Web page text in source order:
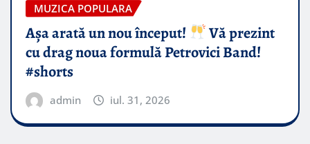
MUZICA POPULARA
Așa arată un nou început!
Vă prezint
cu drag noua formulă Petrovici Band!
#shorts
admin iul. 31, 2026